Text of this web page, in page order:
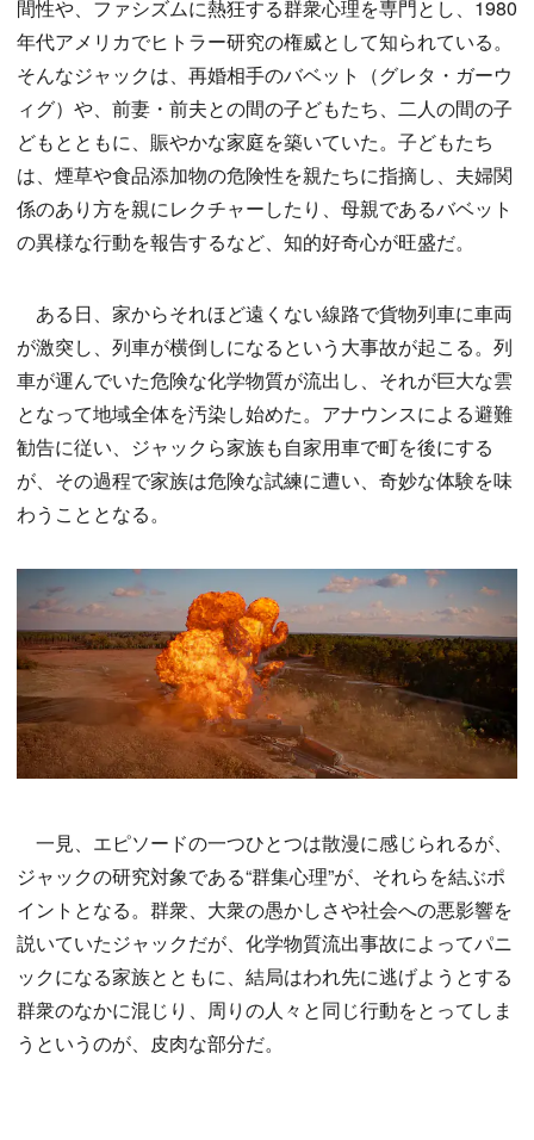
間性や、ファシズムに熱狂する群衆心理を専門とし、1980
年代アメリカでヒトラー研究の権威として知られている。
そんなジャックは、再婚相手のバベット（グレタ・ガーウ
ィグ）や、前妻・前夫との間の子どもたち、二人の間の子
どもとともに、賑やかな家庭を築いていた。子どもたち
は、煙草や食品添加物の危険性を親たちに指摘し、夫婦関
係のあり方を親にレクチャーしたり、母親であるバベット
の異様な行動を報告するなど、知的好奇心が旺盛だ。
ある日、家からそれほど遠くない線路で貨物列車に車両
が激突し、列車が横倒しになるという大事故が起こる。列
車が運んでいた危険な化学物質が流出し、それが巨大な雲
となって地域全体を汚染し始めた。アナウンスによる避難
勧告に従い、ジャックら家族も自家用車で町を後にする
が、その過程で家族は危険な試練に遭い、奇妙な体験を味
わうこととなる。
一見、エピソードの一つひとつは散漫に感じられるが、
ジャックの研究対象である“群集心理”が、それらを結ぶポ
イントとなる。群衆、大衆の愚かしさや社会への悪影響を
説いていたジャックだが、化学物質流出事故によってパニ
ックになる家族とともに、結局はわれ先に逃げようとする
群衆のなかに混じり、周りの人々と同じ行動をとってしま
うというのが、皮肉な部分だ。